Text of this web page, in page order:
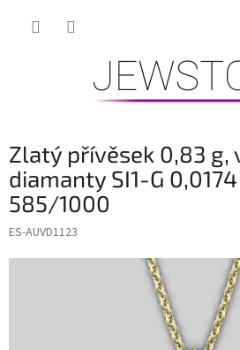
Zlatý přívěsek 0,83 g,
diamanty SI1-G
585/1000
ES-AUVD1123